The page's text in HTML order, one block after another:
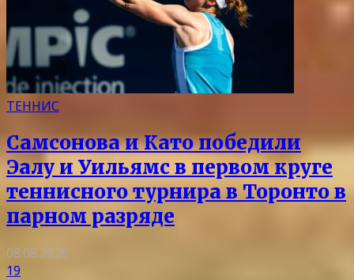
ТЕННИС
Самсонова и Като победили
Эалу и Уильямс в первом круге
теннисного турнира в Торонто в
парном разряде
08.08.2026
19